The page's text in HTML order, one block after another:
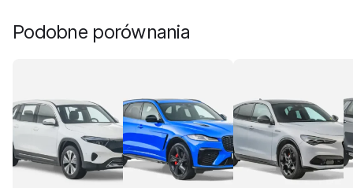
Podobne porównania